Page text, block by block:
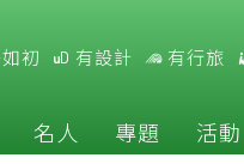
初 有設計 有行旅
名人 專題 活動